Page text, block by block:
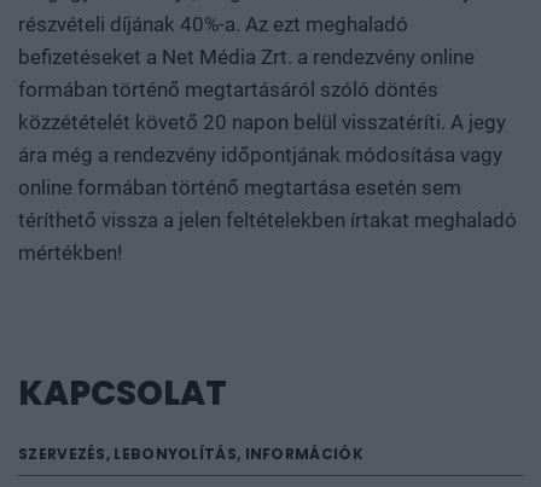
részvételi díjának 40%-a. Az ezt meghaladó
befizetéseket a Net Média Zrt. a rendezvény online
formában történő megtartásáról szóló döntés
közzétételét követő 20 napon belül visszatéríti. A jegy
ára még a rendezvény időpontjának módosítása vagy
online formában történő megtartása esetén sem
téríthető vissza a jelen feltételekben írtakat meghaladó
mértékben!
KAPCSOLAT
SZERVEZÉS, LEBONYOLÍTÁS, INFORMÁCIÓK